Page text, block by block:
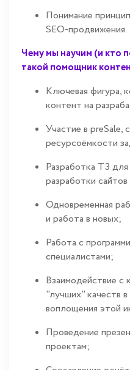
Понимание
SEO-продвижения.
Чему мы научим (и кто
такой помощник
Ключевая фигура,
контент на
Участие в preSale,
ресурсоёмкости
Разработка ТЗ
разработки
Одновременная
и работа в новых;
Работа с
специалистами;
Взаимодействие с
"лучших" качеств
воплощения этой
Проведение
проектам;